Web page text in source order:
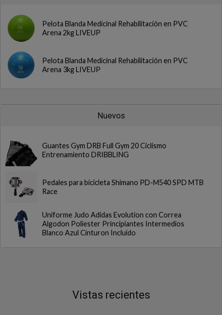
Pelota Blanda Medicinal Rehabilitación en PVC
Arena 2kg LIVEUP
Pelota Blanda Medicinal Rehabilitación en PVC
Arena 3kg LIVEUP
Nuevos
Guantes Gym DRB Full Gym 20 Ciclismo
Entrenamiento DRIBBLING
Pedales para bicicleta Shimano PD-M540 SPD MTB
Race
Uniforme Judo Adidas Evolution con Correa
Algodon Poliester Principiantes Intermedios
Blanco Azul Cinturon Incluido
Vistas recientes